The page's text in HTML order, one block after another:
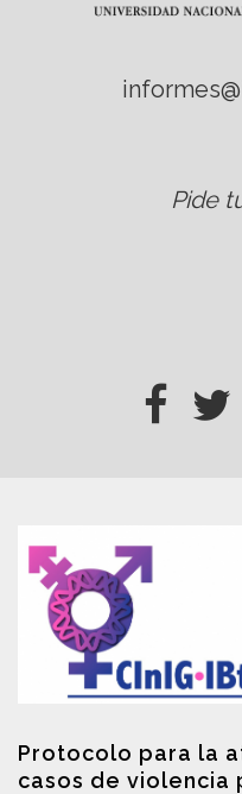
Pide
Protocolo para la
casos de violencia